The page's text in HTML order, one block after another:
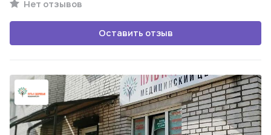
Нет отзывов
Оставить отзыв